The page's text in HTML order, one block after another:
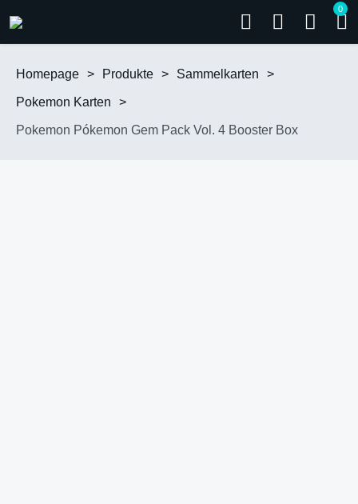
0
Homepage > Produkte > Sammelkarten >
Pokemon Karten >
Pokemon Pókemon Gem Pack Vol. 4 Booster Box